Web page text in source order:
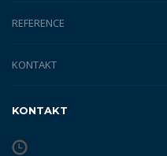
REFERENCE
KONTAKT
KONTAKT